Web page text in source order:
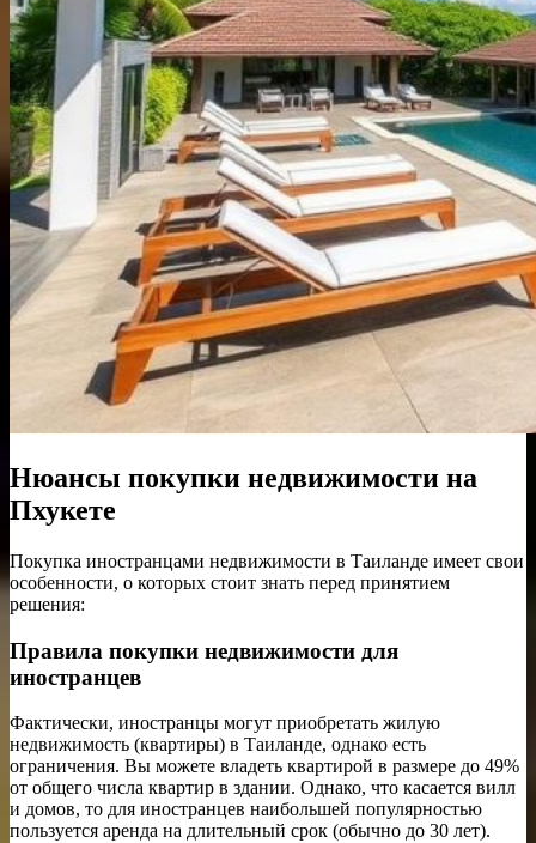
Нюансы покупки недвижимости на
Пхукете
Покупка иностранцами недвижимости в Таиланде имеет свои
особенности, о которых стоит знать перед принятием
решения:
Правила покупки недвижимости для
иностранцев
Фактически, иностранцы могут приобретать жилую
недвижимость (квартиры) в Таиланде, однако есть
ограничения. Вы можете владеть квартирой в размере до 49%
от общего числа квартир в здании. Однако, что касается вилл
и домов, то для иностранцев наибольшей популярностью
пользуется аренда на длительный срок (обычно до 30 лет).